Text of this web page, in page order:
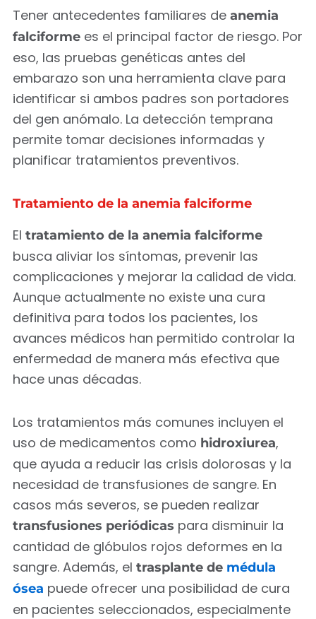
Tener antecedentes familiares de anemia
falciforme es el principal factor de riesgo. Por
eso, las pruebas genéticas antes del
embarazo son una herramienta clave para
identificar si ambos padres son portadores
del gen anómalo. La detección temprana
permite tomar decisiones informadas y
planificar tratamientos preventivos.
Tratamiento de la anemia falciforme
El tratamiento de la anemia falciforme
busca aliviar los síntomas, prevenir las
complicaciones y mejorar la calidad de vida.
Aunque actualmente no existe una cura
definitiva para todos los pacientes, los
avances médicos han permitido controlar la
enfermedad de manera más efectiva que
hace unas décadas.
Los tratamientos más comunes incluyen el
uso de medicamentos como hidroxiurea,
que ayuda a reducir las crisis dolorosas y la
necesidad de transfusiones de sangre. En
casos más severos, se pueden realizar
transfusiones periódicas para disminuir la
cantidad de glóbulos rojos deformes en la
sangre. Además, el trasplante de médula
ósea puede ofrecer una posibilidad de cura
en pacientes seleccionados, especialmente